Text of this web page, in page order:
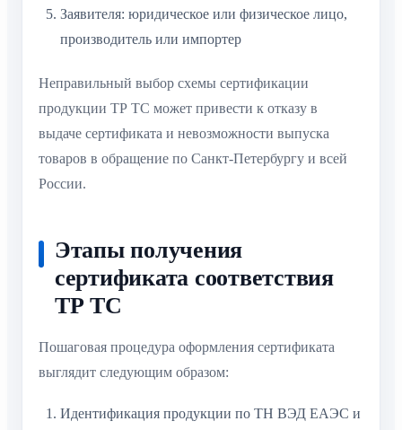
Заявителя: юридическое или физическое лицо,
производитель или импортер
Неправильный выбор схемы сертификации
продукции ТР ТС может привести к отказу в
выдаче сертификата и невозможности выпуска
товаров в обращение по Санкт-Петербургу и всей
России.
Этапы получения
сертификата соответствия
ТР ТС
Пошаговая процедура оформления сертификата
выглядит следующим образом:
Идентификация продукции по ТН ВЭД ЕАЭС и